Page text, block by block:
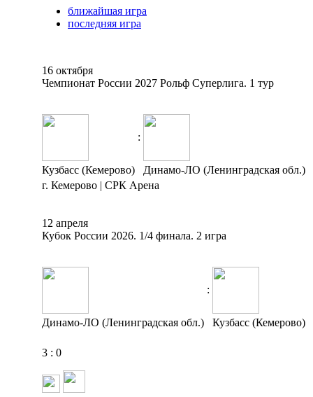
ближайшая игра
последняя игра
16 октября
Чемпионат России 2027 Рольф Суперлига. 1 тур
:
Кузбасс (Кемерово)
Динамо-ЛО (Ленинградская обл.)
г. Кемерово | СРК Арена
12 апреля
Кубок России 2026. 1/4 финала. 2 игра
:
Динамо-ЛО (Ленинградская обл.) Кузбасс (Кемерово)
3 : 0